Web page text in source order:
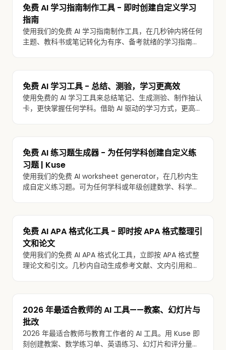
免费 AI 学习指南制作工具 - 即时创建自定义学习
指南
使用我们的免费 AI 学习指南制作工具，在几秒钟内将任何
主题、教科书或笔记转化为有序、备考就绪的学习指南。
免费 AI 学习工具 - 总结、测验，学习更高效
使用免费的 AI 学习工具来总结笔记、生成测验、制作抽认
卡，更快掌握任何学科。借助 AI 驱动的学习方式，更高效
免费 AI 练习题生成器 - 为任何学科创建自定义练
习题 | Kuse
使用我们的免费 AI worksheet generator，在几秒内生
成自定义练习题。可为任何学科或年级创建数学、科学、
免费 AI APA 格式化工具 - 即时按 APA 格式整理引
文和论文
使用我们的免费 AI APA 格式化工具，立即按 APA 格式整
理论文和引文。几秒内自动生成参考文献、文内引用和标
2026 年最适合教师的 AI 工具——教案、幻灯片与
批改
2026 年最适合教师与教育工作者的 AI 工具。用 Kuse 即
刻创建教案、数学练习单、英语练习、幻灯片和评分量